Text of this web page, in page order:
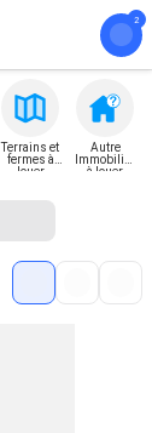
Terrains et
fermes à
louer
Autre
Immobilier
à louer